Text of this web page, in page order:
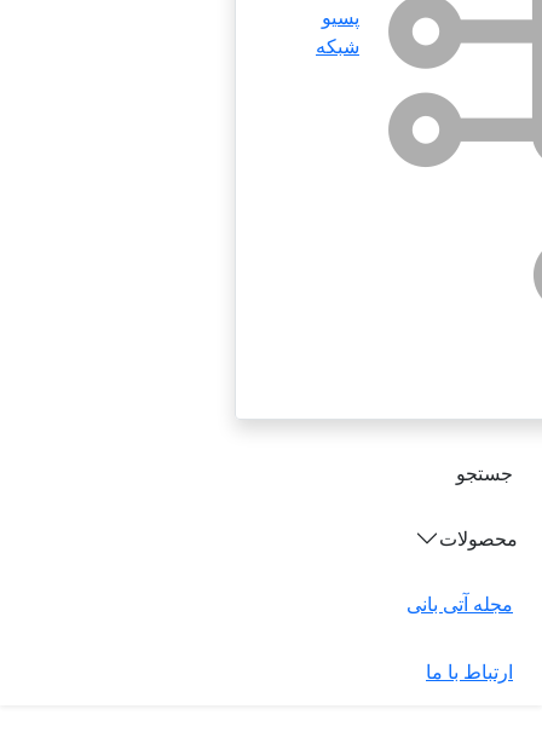
پسیو
شبکه
جستجو
محصولات
مجله آتی بانی
ارتباط با ما